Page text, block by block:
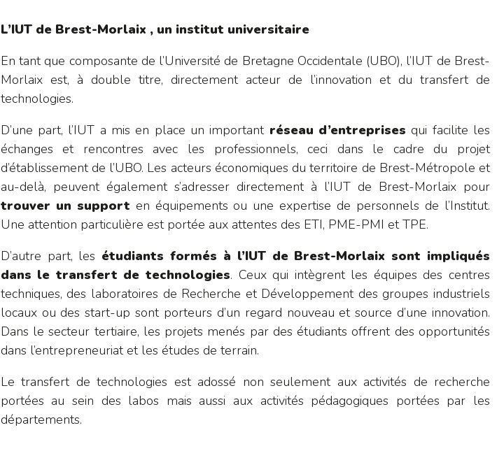
L’IUT de Brest-Morlaix , un institut universitaire
En tant que composante de l’Université de Bretagne Occidentale (UBO), l’IUT de Brest-
Morlaix est, à double titre, directement acteur de l’innovation et du transfert de
technologies.
D’une part, l’IUT a mis en place un important réseau d’entreprises qui facilite les
échanges et rencontres avec les professionnels, ceci dans le cadre du projet
d’établissement de l’UBO. Les acteurs économiques du territoire de Brest-Métropole et
au-delà, peuvent également s’adresser directement à l’IUT de Brest-Morlaix pour
trouver un support en équipements ou une expertise de personnels de l’Institut.
Une attention particulière est portée aux attentes des ETI, PME-PMI et TPE.
D’autre part, les étudiants formés à l’IUT de Brest-Morlaix sont impliqués
dans le transfert de technologies. Ceux qui intègrent les équipes des centres
techniques, des laboratoires de Recherche et Développement des groupes industriels
locaux ou des start-up sont porteurs d’un regard nouveau et source d’une innovation.
Dans le secteur tertiaire, les projets menés par des étudiants offrent des opportunités
dans l’entrepreneuriat et les études de terrain.
Le transfert de technologies est adossé non seulement aux activités de recherche
portées au sein des labos mais aussi aux activités pédagogiques portées par les
départements.